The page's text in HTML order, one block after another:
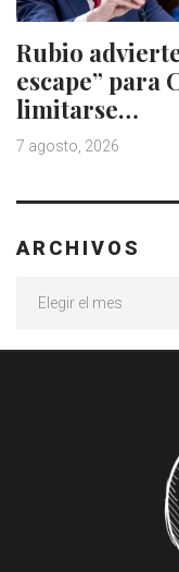
Rubio
escape” para
limitarse…
7 agosto, 2026
ARCHIVOS